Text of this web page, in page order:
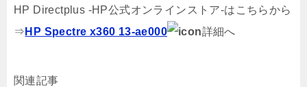
HP Directplus -HP公式オンラインストア-はこちらから
⇒ HP Spectre x360 13-ae000 詳細へ
関連記事